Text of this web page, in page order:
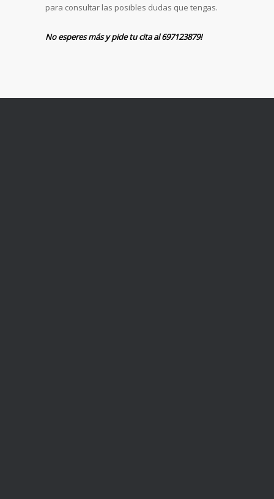
para consultar las posibles dudas que tengas.
No esperes más y pide tu cita al 697123879!